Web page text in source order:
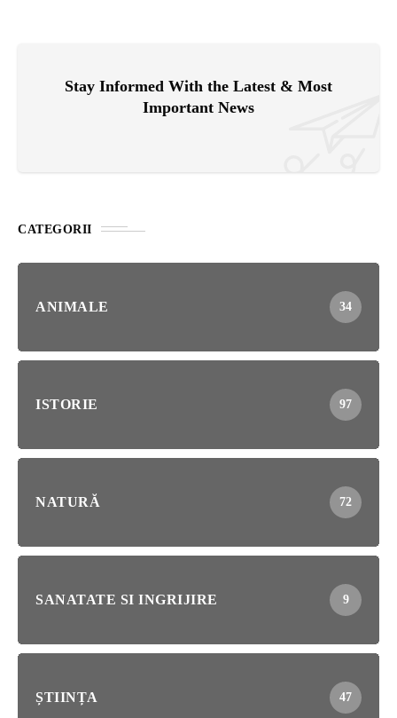
Stay Informed With the Latest & Most
Important News
CATEGORII
ANIMALE 34
ISTORIE 97
NATURĂ 72
SANATATE SI INGRIJIRE 9
ȘTIINȚA 47